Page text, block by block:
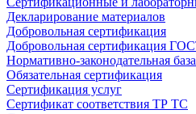
Декларирование материалов
Добровольная сертификация
Добровольная сертификация
Нормативно-законодательная
Обязательная сертификация
Сертификация услуг
Сертификат соответствия ТР ТС